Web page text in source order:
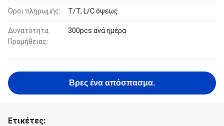
Όροι πληρωμής: T/T, L/C όψεως
Δυνατότητα
Προμήθειας:
300pcs ανά ημέρα
Βρες ένα απόσπασμα.
Ετικέτες: